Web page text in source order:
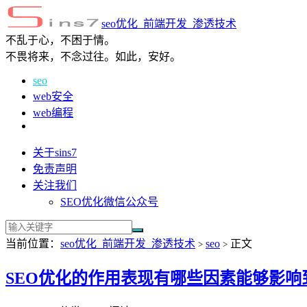
seo优化_前端开发_渗透技术
不乱于心，不困于情。
不畏将来，不念过往。如此，安好。
seo
web安全
web编程
关于sins7
免责声明
关注我们
SEO优化微信公众号
当前位置： seo优化_前端开发_渗透技术 > seo > 正文
SEO优化的作用表现有哪些因素能够影响